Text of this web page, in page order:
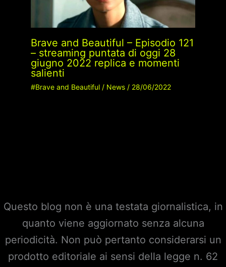
Brave and Beautiful – Episodio 121
– streaming puntata di oggi 28
giugno 2022 replica e momenti
salienti
#Brave and Beautiful/ News/ 28/06/2022
Questo blog non è una testata giornalistica, in
quanto viene aggiornato senza alcuna
periodicità. Non può pertanto considerarsi un
prodotto editoriale ai sensi della legge n. 62